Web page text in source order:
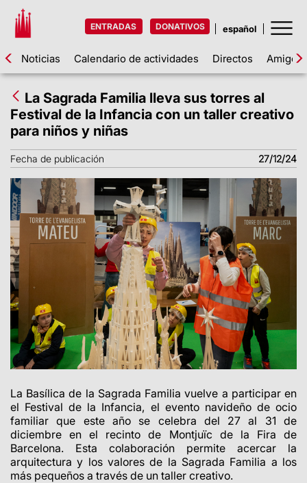
ENTRADAS DONATIVOS
Noticias Calendario de actividades Directos Amigos
La Sagrada Familia lleva sus torres al
Festival de la Infancia con un taller creativo
para niños y niñas
Fecha de publicación 27/12/24
La Basílica de la Sagrada Familia vuelve a participar en
el Festival de la Infancia, el evento navideño de ocio
familiar que este año se celebra del 27 al 31 de
diciembre en el recinto de Montjuïc de la Fira de
Barcelona. Esta colaboración permite acercar la
arquitectura y los valores de la Sagrada Familia a los
más pequeños a través de un taller creativo.